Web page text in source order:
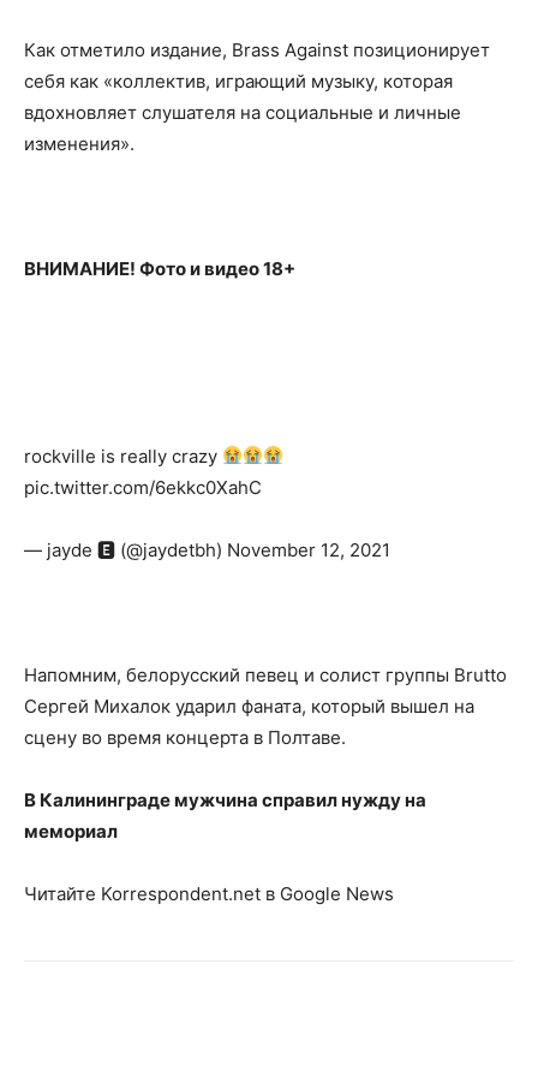
Как отметило издание, Brass Against позиционирует
себя как «коллектив, играющий музыку, которая
вдохновляет слушателя на социальные и личные
изменения».
ВНИМАНИЕ! Фото и видео 18+
rockville is really crazy
pic.twitter.com/6ekkc0XahC
— jayde 🅴 (@jaydetbh) November 12, 2021
Напомним, белорусский певец и солист группы Brutto
Сергей Михалок ударил фаната, который вышел на
сцену во время концерта в Полтаве.
В Калининграде мужчина справил нужду на
мемориал
Читайте Korrespondent.net в Google News